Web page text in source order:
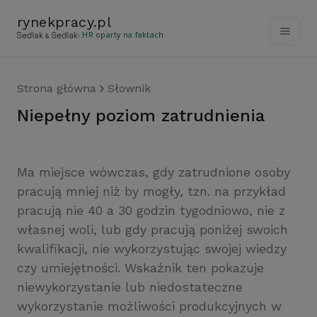
rynekpracy.pl
- HR oparty na faktach
Strona główna Słownik
niepełny poziom zatrudnienia
Ma miejsce wówczas, gdy zatrudnione osoby
pracują mniej niż by mogły, tzn. na przykład
pracują nie 40 a 30 godzin tygodniowo, nie z
własnej woli, lub gdy pracują poniżej swoich
kwalifikacji, nie wykorzystując swojej wiedzy
czy umiejętności. Wskaźnik ten pokazuje
niewykorzystanie lub niedostateczne
wykorzystanie możliwości produkcyjnych w